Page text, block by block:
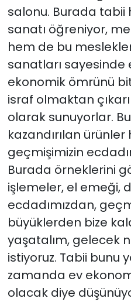
salonu. Burada tabii
sanatı öğreniyor,
hem de bu
sanatları sayesinde
ekonomik ömrünü
israf olmaktan
olarak sunuyorlar.
kazandırılan
geçmişimizin
Burada örneklerini
işlemeler, el emeği,
ecdadımızdan,
büyüklerden bize
yaşatalım, gelecek
istiyoruz. Tabii bunu
zamanda ev
olacak diye